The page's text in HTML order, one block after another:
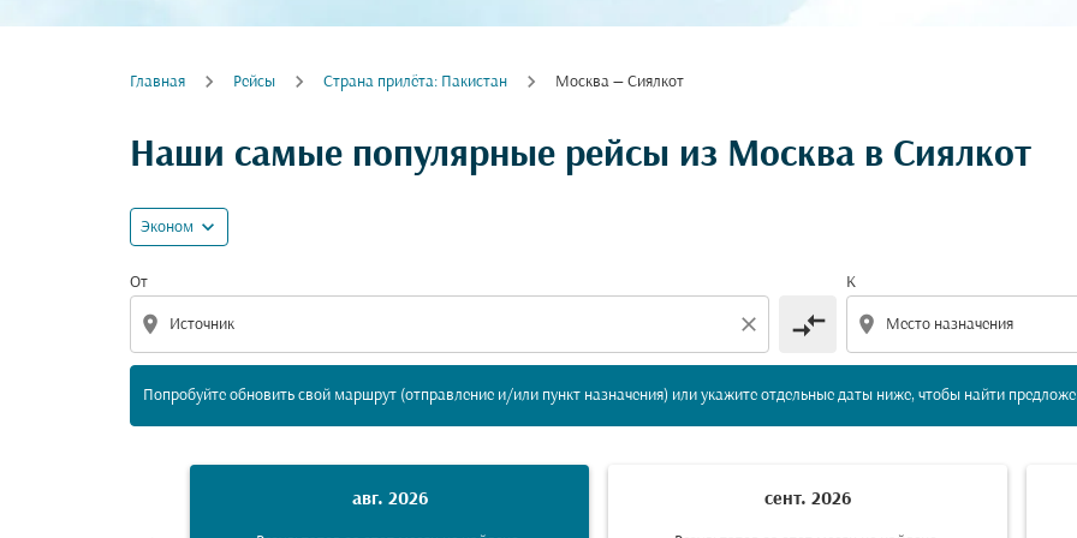
Главная Рейсы Cтрана прилёта: Пакистан Москва — Сиялкот
Наши самые популярные рейсы из Москва в Сиялкот
Эконом expand_more
От
location_on close compare_arrows
К
location_on
Попробуйте обновить свой маршрут (отправление и/или пункт назначения) или укажите отдельные даты ниже, чтобы найти
Попробуйте обновить свой маршрут (отправление и/или пункт назначения) или укажите
авг. 2026 сент. 2026